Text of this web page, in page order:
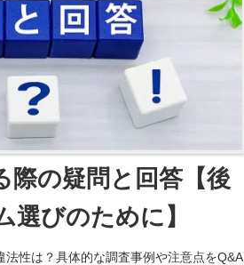
際の疑問と回答【後
選びのために】
性は？具体的な調査事例や注意点をQ&A